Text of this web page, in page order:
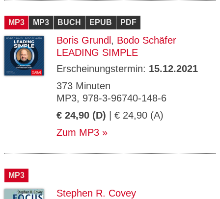
MP3 MP3 BUCH EPUB PDF
Boris Grundl , Bodo Schäfer
LEADING SIMPLE
Erscheinungstermin: 15.12.2021
373 Minuten
MP3, 978-3-96740-148-6
€ 24,90 (D) | € 24,90 (A)
Zum MP3
MP3
Stephen R. Covey